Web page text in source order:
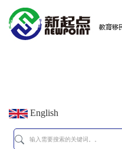
English